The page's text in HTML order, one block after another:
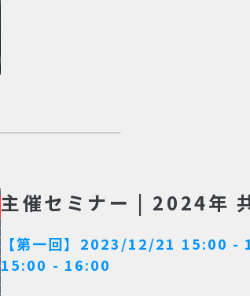
主催セミナー | 2024年
【第一回】2023/12/21 15:00
15:00 - 16:00